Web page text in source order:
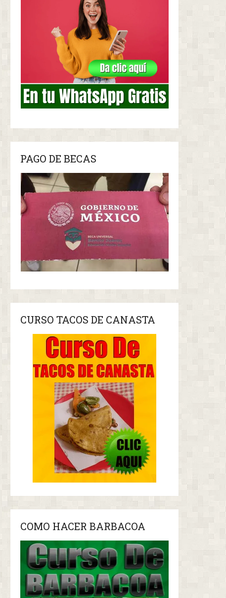
PAGO DE BECAS
CURSO TACOS DE CANASTA
COMO HACER BARBACOA